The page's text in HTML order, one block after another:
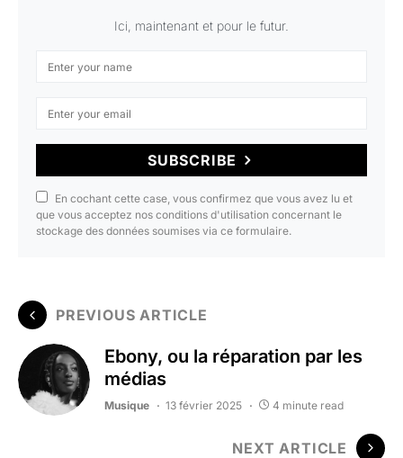
Ici, maintenant et pour le futur.
SUBSCRIBE
En cochant cette case, vous confirmez que vous avez lu et
que vous acceptez nos conditions d'utilisation concernant le
stockage des données soumises via ce formulaire.
PREVIOUS ARTICLE
Ebony, ou la réparation par les
médias
Musique 13 février 2025 4 minute read
NEXT ARTICLE